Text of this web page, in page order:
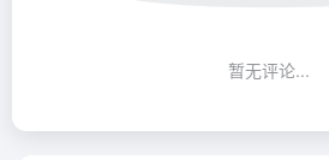
暂无评论...